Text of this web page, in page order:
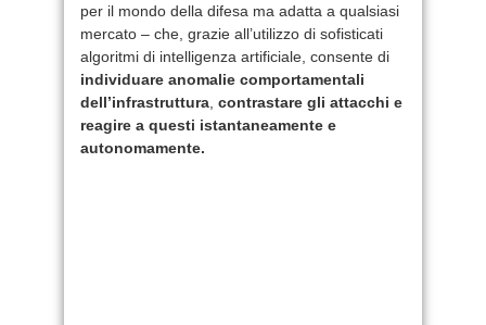
per il mondo della difesa ma adatta a qualsiasi
mercato – che, grazie all’utilizzo di sofisticati
algoritmi di intelligenza artificiale, consente di
individuare anomalie comportamentali
dell’infrastruttura contrastare gli attacchi e
reagire a questi istantaneamente e
autonomamente.